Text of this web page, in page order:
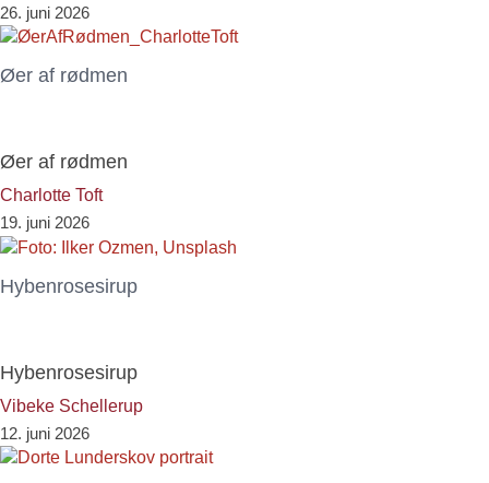
26. juni 2026
Øer af rødmen
Øer af rødmen
Charlotte Toft
19. juni 2026
Hybenrosesirup
Hybenrosesirup
Vibeke Schellerup
12. juni 2026